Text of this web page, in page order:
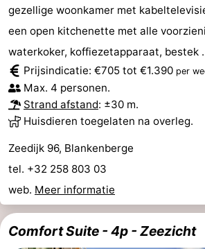
gezellige woonkamer met
een open kitchenette met alle
waterkoker, koffiezetapparaat, bestek
Prijsindicatie: €705 tot €1.390 per
Max. 4 personen.
Strand afstand: ±30 m.
Huisdieren toegelaten na overleg.
Zeedijk 96, Blankenberge
tel. +32 258 803 03
web. Meer informatie
Comfort Suite - 4p - Zeezicht